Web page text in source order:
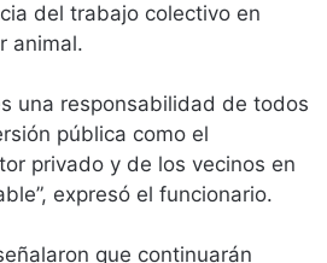
del trabajo colectivo en
animal.
una responsabilidad de todos
pública como el
privado y de los vecinos en
expresó el funcionario.
que continuarán